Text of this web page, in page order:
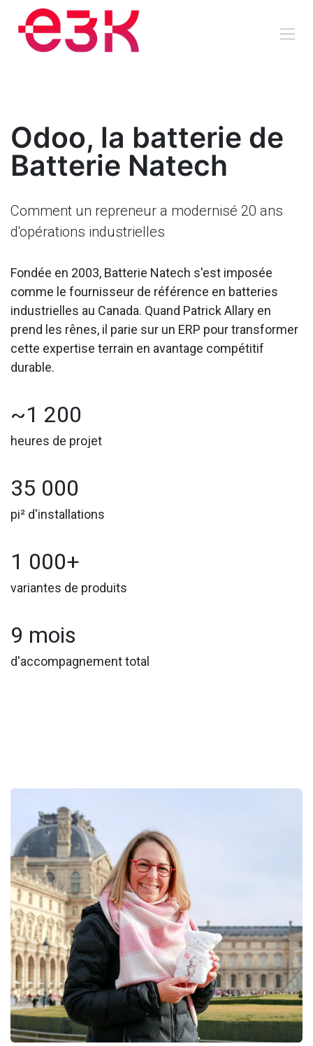
Se rendre au contenu
Odoo, la batterie de
Batterie Natech
Comment un repreneur a modernisé 20 ans
d'opérations industrielles
Fondée en 2003, Batterie Natech s'est imposée
comme le fournisseur de référence en batteries
industrielles au Canada. Quand Patrick Allary en
prend les rênes, il parie sur un ERP pour transformer
cette expertise terrain en avantage compétitif
durable.
~1 200
heures de projet
35 000
pi² d'installations
1 000+
variantes de produits
9 mois
d'accompagnement total